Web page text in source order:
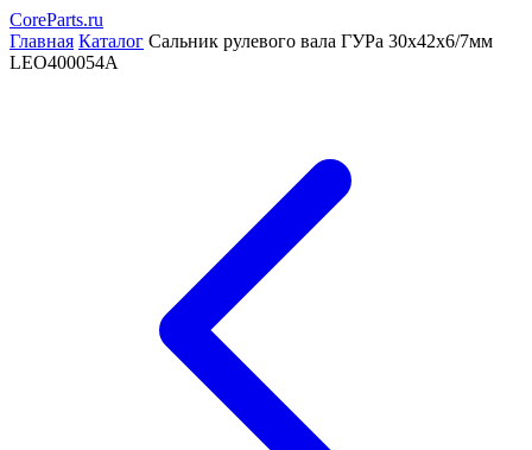
CoreParts.ru
Главная Каталог Сальник рулевого вала ГУРа 30x42x6/7мм
LEO400054A